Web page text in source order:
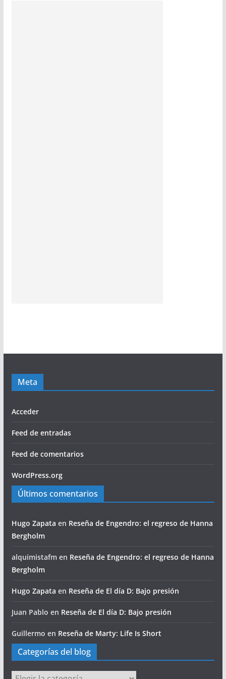
Meta
Acceder
Feed de entradas
Feed de comentarios
WordPress.org
Últimos comentarios
Hugo Zapata en Reseña de Engendro: el regreso de Hanna
Bergholm
alquimistafmen Reseña de Engendro: el regreso de Hanna
Bergholm
Hugo Zapata en Reseña de El día D: Bajo presión
Juan Pablo en Reseña de El día D: Bajo presión
Guillermo en Reseña de Marty: Life Is Short
Categorías del blog
Categorías